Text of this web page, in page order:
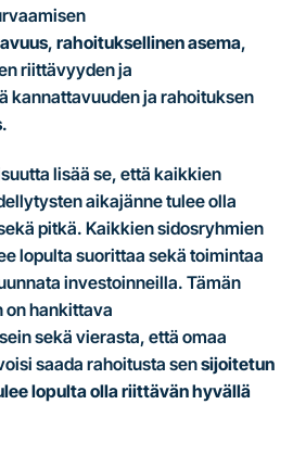
, rahoituksellinen asema,
riittävyyden ja
kannattavuuden ja rahoituksen
.
lisää se, että kaikkien
aikajänne tulee olla
pitkä. Kaikkien sidosryhmien
lopulta suorittaa sekä toimintaa
investoinneilla. Tämän
hankittava
sekä vierasta, että omaa
saada rahoitusta sensijoitetun
lopulta olla riittävän hyvällä